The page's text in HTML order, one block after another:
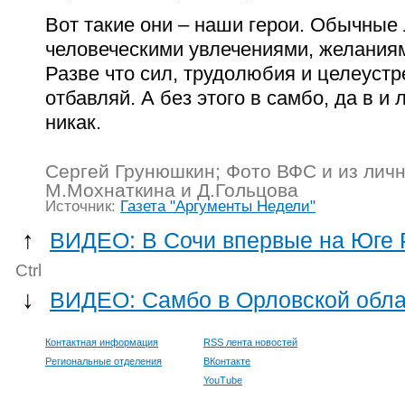
Вот такие они – наши герои.
человеческими увлечениями,
Разве что сил, трудолюбия и
отбавляй. А без этого в самбо, да в
никак.
Сергей Грунюшкин; Фото ВФС и из
М.Мохнаткина и Д.Гольцова
Источник: Газета "Аргументы Недели"
↑ ВИДЕО: В Сочи впервые на Юге
Ctrl
↓ ВИДЕО: Самбо в Орловской
Контактная информация
Региональные отделения
RSS лента новостей
ВКонтакте
YouTube